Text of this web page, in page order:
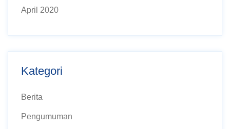
April 2020
Kategori
Berita
Pengumuman